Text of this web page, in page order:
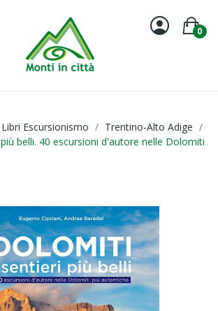
0
Libri Escursionismo
Trentino-Alto Adige
belli. 40 escursioni d'autore nelle Dolomiti